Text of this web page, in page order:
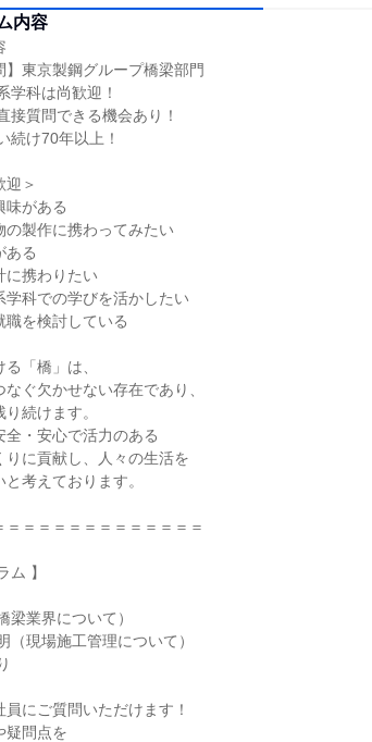
内容
】東京製鋼グループ橋梁部門
学科は尚歓迎！
接質問できる機会あり！
続け70年以上！
迎＞
味がある
の製作に携わってみたい
ある
に携わりたい
学科での学びを活かしたい
職を検討している
「橋」は、
なぐ欠かせない存在であり、
続けます。
全・安心で活力のある
りに貢献し、人々の生活を
考えております。
＝＝＝＝＝＝＝＝＝＝＝＝＝
ム 】
梁業界について）
（現場施工管理について）
にご質問いただけます！
疑問点を